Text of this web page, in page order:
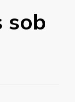
sob